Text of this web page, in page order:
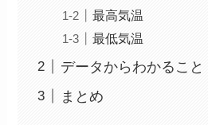
最高気温
最低気温
データからわかること
まとめ